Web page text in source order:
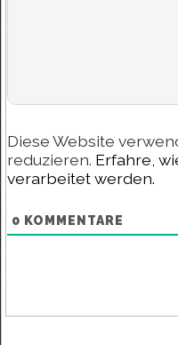
Diese Website
reduzieren. Erfahre,
verarbeitet werden.
0 KOMMENTARE